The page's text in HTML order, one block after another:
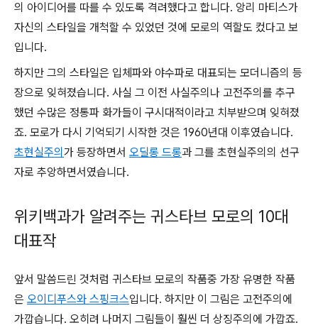
의 아이디어를 따를 수 있도록 격려했다고 합니다. 앙리 마티스가
자신의 스타일을 개척할 수 있었던 것에 모로의 역할도 컸다고 보
입니다.
하지만 그의 스타일은 입체파와 야수파로 대표되는 모더니즘의 등
장으로 잊혀졌습니다. 사실 그 이전 사실주의나 고전주의를 추구
했던 수많은 정통파 화가들이 구시대적이라고 치부받으며 잊혀졌
죠. 모로가 다시 기억되기 시작한 것은 1960년대 이후였습니다.
초현실주의 가 등장하면서 오딜롱 드롱과 그를 초현실주의의 선구
자로 추앙하면서였습니다.
위키백과가 알려주는 귀스타브 모로의 10대
대표작
앞서 말씀드린 것처럼 귀스타브 모로의 작품중 가장 유명한 작품
은 오이디푸스와 스핑크스입니다. 하지만 이 그림은 고전주의에
가깝습니다. 오히려 나머지 그림들이 훨씬 더 상징주의에 가깝죠.